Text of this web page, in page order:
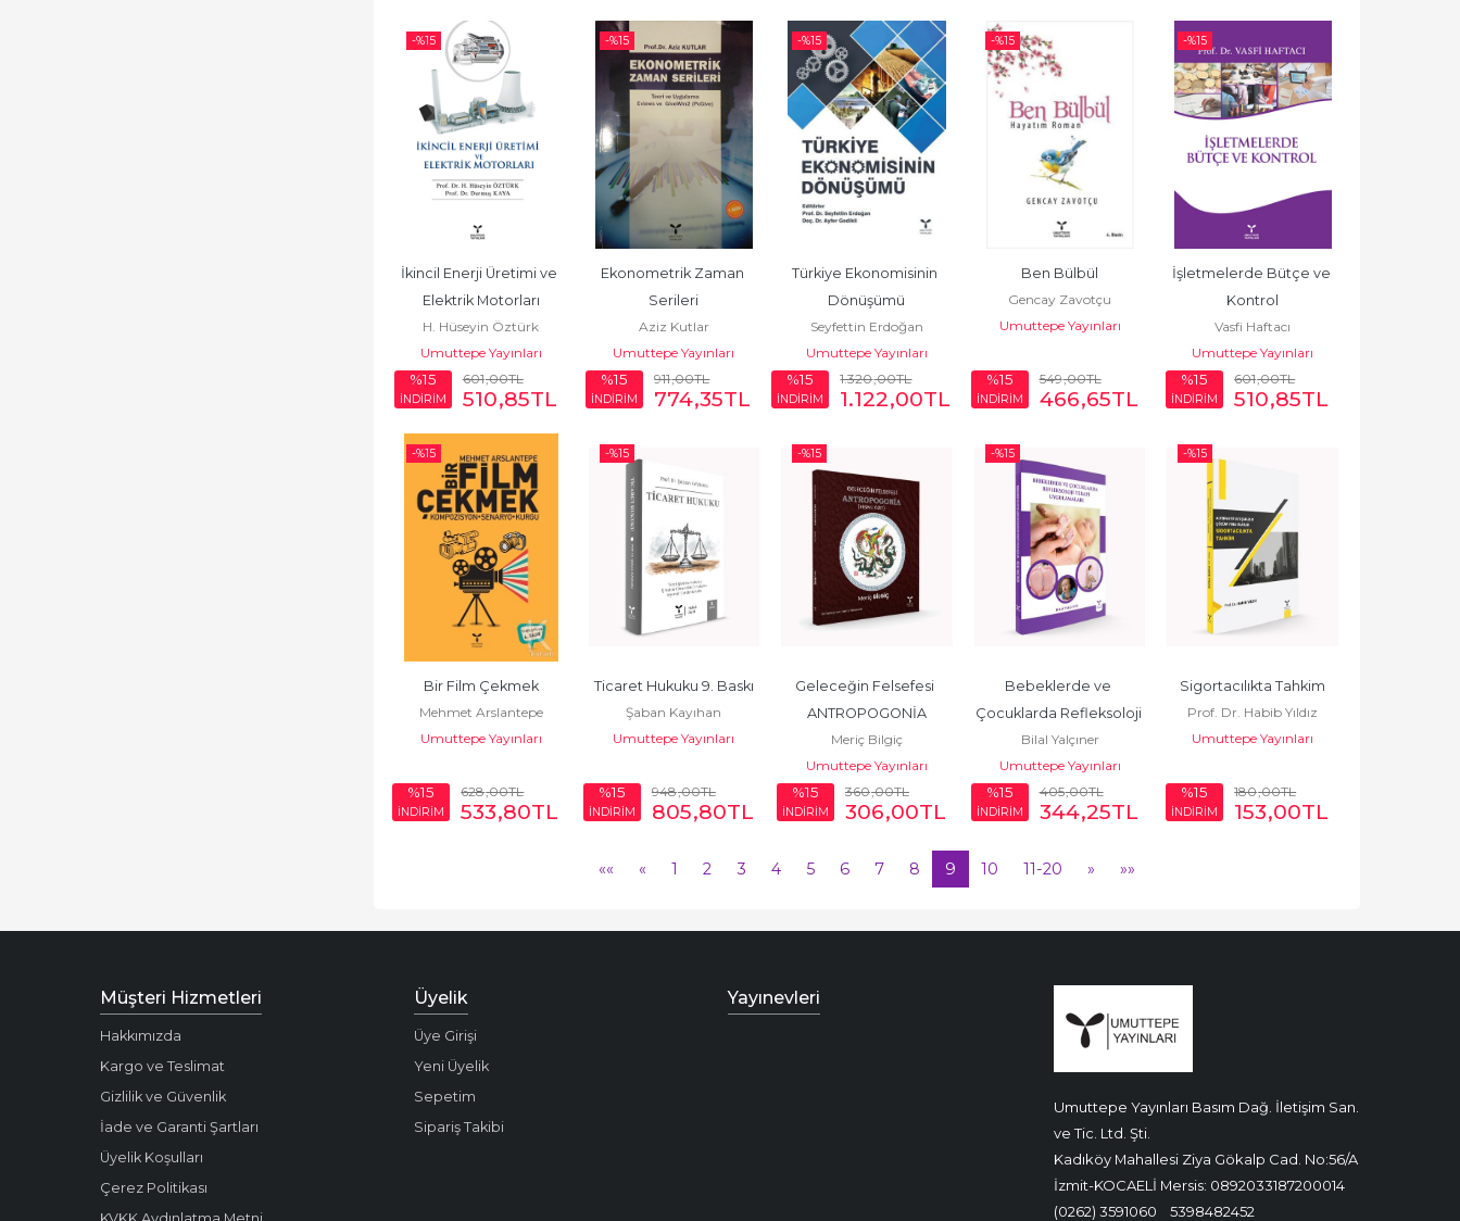
-%15
İkincil Enerji Üretimi ve
Elektrik Motorları
H. Hüseyin Öztürk
Umuttepe Yayınları
%15
İNDİRİM
601,00TL
510,85TL
-%15
Ekonometrik Zaman
Serileri
Aziz Kutlar
Umuttepe Yayınları
%15
İNDİRİM
911,00TL
774,35TL
-%15
Türkiye Ekonomisinin
Dönüşümü
Seyfettin Erdoğan
Umuttepe Yayınları
%15
İNDİRİM
1.320,00TL
1.122,00TL
-%15
Ben Bülbül
Gencay Zavotçu
Umuttepe Yayınları
%15
İNDİRİM
549,00TL
466,65TL
-%15
İşletmelerde Bütçe ve
Kontrol
Vasfi Haftacı
Umuttepe Yayınları
%15
İNDİRİM
601,00TL
510,85TL
-%15
Bir Film Çekmek
Mehmet Arslantepe
Umuttepe Yayınları
%15
İNDİRİM
628,00TL
533,80TL
-%15
Ticaret Hukuku 9. Baskı
Şaban Kayıhan
Umuttepe Yayınları
%15
İNDİRİM
948,00TL
805,80TL
-%15
Geleceğin Felsefesi
ANTROPOGONİA
Meriç Bilgiç
Umuttepe Yayınları
%15
İNDİRİM
360,00TL
306,00TL
-%15
Bebeklerde ve
Çocuklarda Refleksoloji
Terapi Uygulamaları
Bilal Yalçıner
Umuttepe Yayınları
%15
İNDİRİM
405,00TL
344,25TL
-%15
Sigortacılıkta Tahkim
Prof. Dr. Habib Yıldız
Umuttepe Yayınları
%15
İNDİRİM
180,00TL
153,00TL
«« « 1 2 3 4 5 6 7 8 9 10 11-20 » »»
Umuttepe Yayınları Basım Dağ. İletişim San.
ve Tic. Ltd. Şti.
Kadıköy Mahallesi Ziya Gökalp Cad. No:56/A
İzmit-KOCAELİ Mersis: 0892033187200014
(0262) 3591060
5398482452
Müşteri Hizmetleri
Hakkımızda
Kargo ve Teslimat
Gizlilik ve Güvenlik
İade ve Garanti Şartları
Üyelik Koşulları
Çerez Politikası
Üyelik
Üye Girişi
Yeni Üyelik
Sepetim
Sipariş Takibi
Yayınevleri